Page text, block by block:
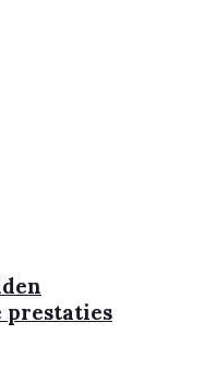
prestaties